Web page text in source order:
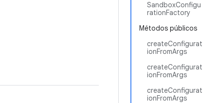
SandboxConfigu
rationFactory
Métodos públicos
createConfigurat
ionFromArgs
createConfigurat
ionFromArgs
createConfigurat
ionFromArgs